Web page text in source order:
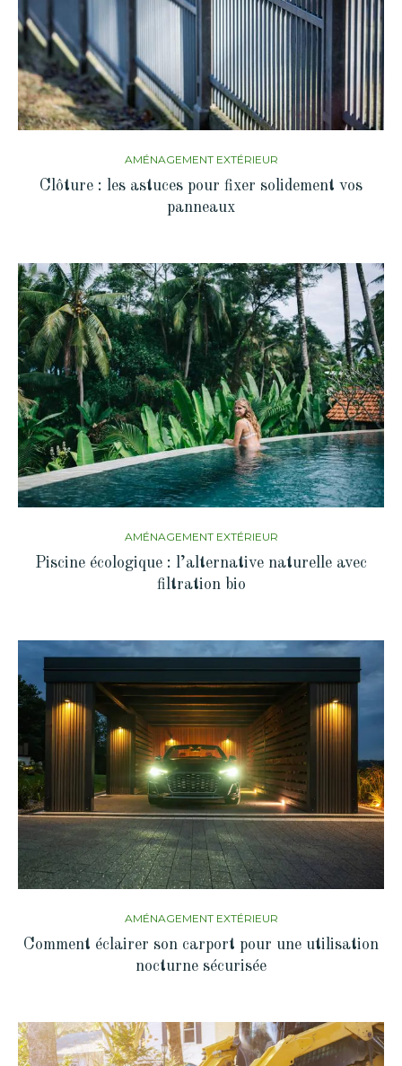
AMÉNAGEMENT EXTÉRIEUR
Clôture : les astuces pour fixer solidement vos
panneaux
AMÉNAGEMENT EXTÉRIEUR
Piscine écologique : l’alternative naturelle avec
filtration bio
AMÉNAGEMENT EXTÉRIEUR
Comment éclairer son carport pour une utilisation
nocturne sécurisée